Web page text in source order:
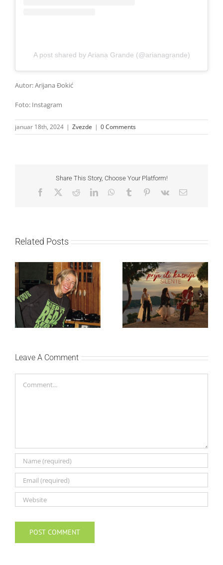
A post shared by Ariana Grande (@arianagrande)
Autor: Arijana Đokić
Foto: Instagram
januar 18th, 2024 | Zvezde | 0 Comments
Share This Story, Choose Your Platform!
Facebook RedditLinkedInWhatsApp
Tumblr Pinterest
Vk Email
Related Posts
Ellie Goulding otkriva
nežniju stranu novim
singlom „4 Seasons“
Silente objavio novi
singl “Prije ili kasnije”
Leave A Comment